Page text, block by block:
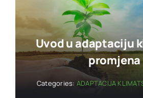
Uvod u adaptaciju
promjena
Categories: ADAPTACIJA